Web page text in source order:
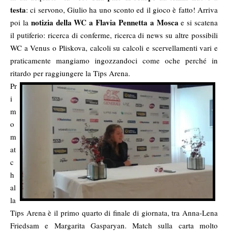
testa: ci servono, Giulio ha uno sconto ed il gioco è fatto! Arriva
poi la notizia della WC a Flavia Pennetta a Mosca e si scatena
il putiferio: ricerca di conferme, ricerca di news su altre possibili
WC a Venus o Pliskova, calcoli su calcoli e scervellamenti vari e
praticamente mangiamo ingozzandoci come oche perché in
ritardo per raggiungere la Tips Arena.
Pr
i
m
o
m
at
c
h
al
la
Tips Arena è il primo quarto di finale di giornata, tra Anna-Lena
Friedsam e Margarita Gasparyan. Match sulla carta molto